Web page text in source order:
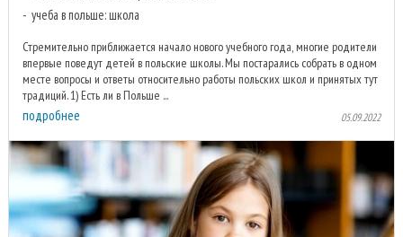
учеба в польше: школа
Стремительно приближается начало нового учебного года, многие родители
впервые поведут детей в польские школы. Мы постарались собрать в одном
месте вопросы и ответы относительно работы польских школ и принятых тут
традиций. 1) Есть ли в Польше ...
подробнее 05.09.2022